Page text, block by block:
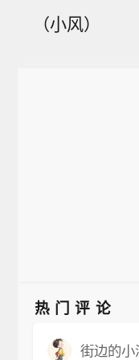
（小风）
热门评论
街边的小